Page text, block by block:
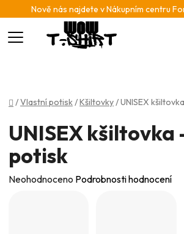
Nově nás najdete v Nákupním centru
Domů
/Vlastní potisk/Kšiltovky/UNISEX
UNISEX kšiltovka
potisk
Průměrné
Neohodnoceno Podrobnosti hodnocení